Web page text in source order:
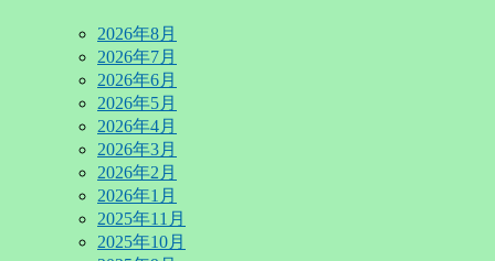
2026年8月
2026年7月
2026年6月
2026年5月
2026年4月
2026年3月
2026年2月
2026年1月
2025年11月
2025年10月